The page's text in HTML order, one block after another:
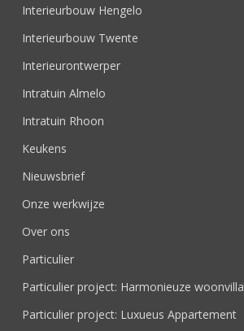
Interieurbouw Hengelo
Interieurbouw Twente
Interieurontwerper
Intratuin Almelo
Intratuin Rhoon
Keukens
Nieuwsbrief
Onze werkwijze
Over ons
Particulier
Particulier project: Harmonieuze woonvilla
Particulier project: Luxueus Appartement